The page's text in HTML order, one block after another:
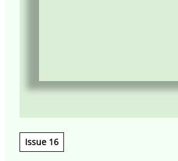
Issue 16